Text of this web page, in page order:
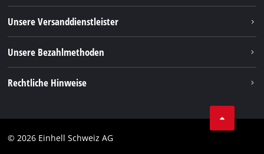
TikTok
Pinterest
Unsere Versanddienstleister
Unsere Bezahlmethoden
Rechtliche Hinweise
Impressum
© 2026 Einhell Schweiz AG